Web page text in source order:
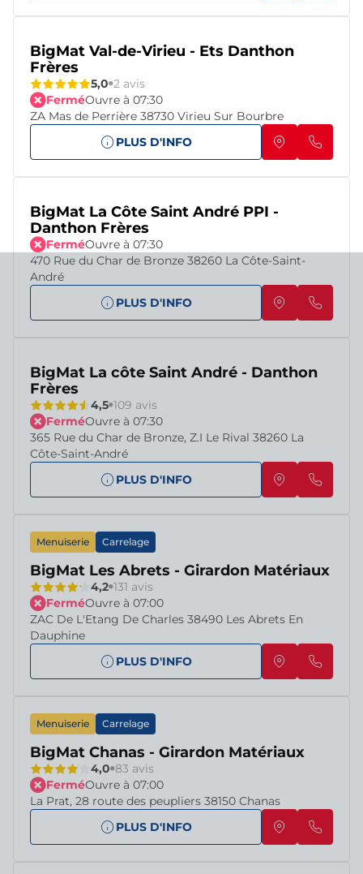
BigMat Val-de-Virieu - Ets Danthon
Frères
5,0 2 avis
FerméOuvre à 07:30
ZA Mas de Perrière 38730 Virieu Sur Bourbre
PLUS D'INFO
BigMat La Côte Saint André PPI -
Danthon Frères
FerméOuvre à 07:30
470 Rue du Char de Bronze 38260 La Côte-Saint-
André
PLUS D'INFO
BigMat La côte Saint André - Danthon
Frères
4,5 109 avis
FerméOuvre à 07:30
365 Rue du Char de Bronze, Z.I Le Rival 38260 La
Côte-Saint-André
PLUS D'INFO
Menuiserie Carrelage
BigMat Les Abrets - Girardon Matériaux
4,2 131 avis
FerméOuvre à 07:00
ZAC De L'Etang De Charles 38490 Les Abrets En
Dauphine
PLUS D'INFO
Menuiserie Carrelage
BigMat Chanas - Girardon Matériaux
4,0 83 avis
FerméOuvre à 07:00
La Prat, 28 route des peupliers 38150 Chanas
PLUS D'INFO